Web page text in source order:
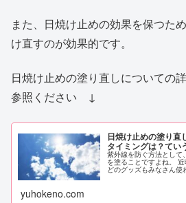
また、日焼け止めの効果を保つた
け直すのが効果的です。
日焼け止めの塗り直しについての
参照ください ↓
日焼け止めの塗り直
タイミングは？てい
紫外線を防ぐ方法として
を塗ることですよね。
どのグッズもみなさん使
yuhokeno.com